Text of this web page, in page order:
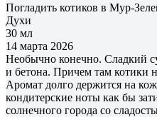
Погладить котиков в Мур-
Духи
30 мл
14 марта 2026
Необычно конечно. Сладкий
и бетона. Причем там котики
Аромат долго держится на
кондитерские ноты как бы
солнечного города со